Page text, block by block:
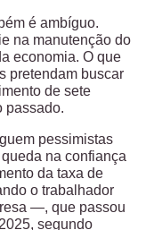
é ambíguo.
na manutenção do
economia. O que
pretendam buscar
de sete
passado.
pessimistas
na confiança
da taxa de
o trabalhador
—, que passou
segundo